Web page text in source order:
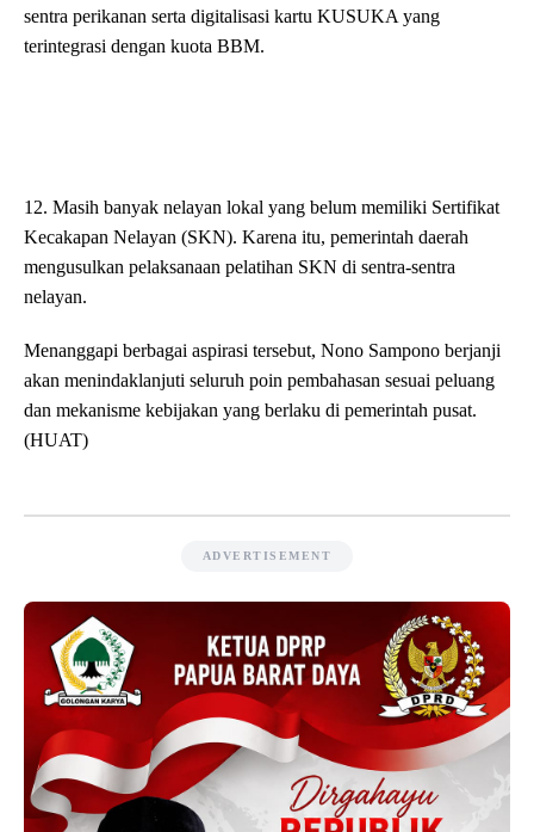
sentra perikanan serta digitalisasi kartu KUSUKA yang
terintegrasi dengan kuota BBM.
12. Masih banyak nelayan lokal yang belum memiliki Sertifikat
Kecakapan Nelayan (SKN). Karena itu, pemerintah daerah
mengusulkan pelaksanaan pelatihan SKN di sentra-sentra
nelayan.
Menanggapi berbagai aspirasi tersebut, Nono Sampono berjanji
akan menindaklanjuti seluruh poin pembahasan sesuai peluang
dan mekanisme kebijakan yang berlaku di pemerintah pusat.
(HUAT)
ADVERTISEMENT